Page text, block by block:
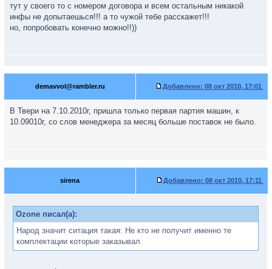
тут у своего то с номером договора и всем остальным никакой
инфы не допытаешься!!! а то чужой тебе расскажет!!!
но, попробовать конечно можно!!))
demavvol@rambler.ru Добавлено: 08 окт 2010, 17:01
В Твери на 7.10.2010г, пришла только первая партия машин, к
10.09010г, со слов менеджера за месяц больше поставок не было.
sirena Добавлено: 08 окт 2010, 17:11
Ozone писал(а):
Народ значит ситация такая: Не кто не получит именно те
комплектации которые заказывал.